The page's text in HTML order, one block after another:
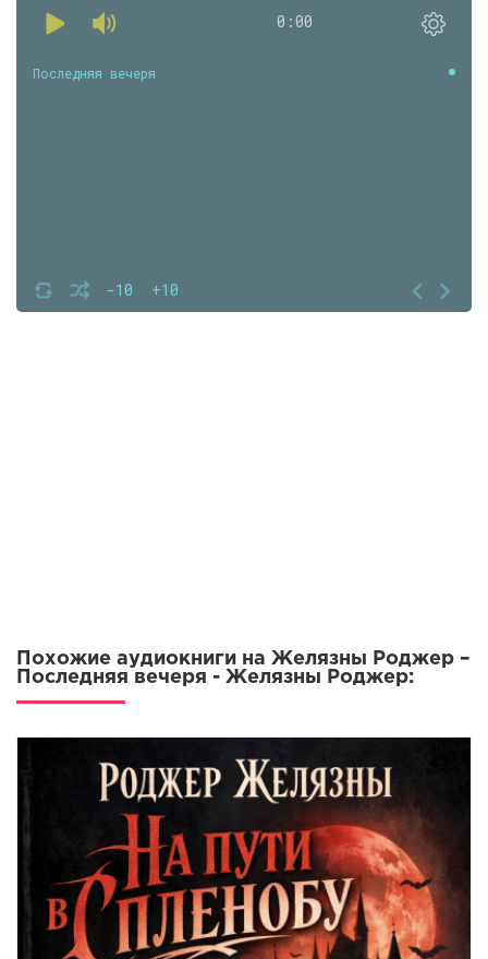
0:00
-10 +10
Последняя вечеря
Похожие аудиокниги на Желязны Роджер –
Последняя вечеря - Желязны Роджер: